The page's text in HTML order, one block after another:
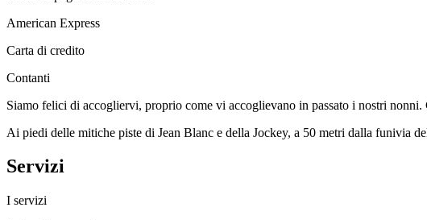
American Express
Carta di credito
Contanti
Siamo felici di accogliervi, proprio come vi accoglievano in passato i nostri
Ai piedi delle mitiche piste di Jean Blanc e della Jockey, a 50 metri dalla funivia
Servizi
I servizi